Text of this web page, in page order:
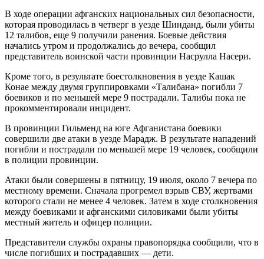
В ходе операции афганских национальных сил безопасности,
которая проводилась в четверг в уезде Шинданд, были убиты
12 талибов, еще 9 получили ранения. Боевые действия
начались утром и продолжались до вечера, сообщил
представитель воинской части провинции Насрулла Насери.
Кроме того, в результате боестолкновения в уезде Кашак
Конае между двумя группировками «Талибана» погибли 7
боевиков и по меньшей мере 9 пострадали. Талибы пока не
прокомментировали инцидент.
В провинции Гильменд на юге Афганистана боевики
совершили две атаки в уезде Марадж. В результате нападений
погибли и пострадали по меньшей мере 19 человек, сообщили
в полиции провинции.
Атаки были совершены в пятницу, 19 июля, около 7 вечера по
местному времени. Сначала прогремел взрыв СВУ, жертвами
которого стали не менее 4 человек. Затем в ходе столкновения
между боевиками и афганскими силовиками были убиты
местный житель и офицер полиции.
Представители службы охраны правопорядка сообщили, что в
числе погибших и пострадавших — дети.